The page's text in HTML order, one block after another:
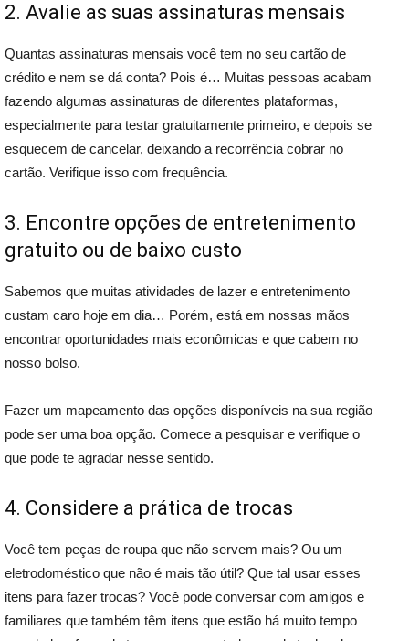
2. Avalie as suas assinaturas mensais
Quantas assinaturas mensais você tem no seu cartão de
crédito e nem se dá conta? Pois é… Muitas pessoas acabam
fazendo algumas assinaturas de diferentes plataformas,
especialmente para testar gratuitamente primeiro, e depois se
esquecem de cancelar, deixando a recorrência cobrar no
cartão. Verifique isso com frequência.
3. Encontre opções de entretenimento
gratuito ou de baixo custo
Sabemos que muitas atividades de lazer e entretenimento
custam caro hoje em dia… Porém, está em nossas mãos
encontrar oportunidades mais econômicas e que cabem no
nosso bolso.
Fazer um mapeamento das opções disponíveis na sua região
pode ser uma boa opção. Comece a pesquisar e verifique o
que pode te agradar nesse sentido.
4. Considere a prática de trocas
Você tem peças de roupa que não servem mais? Ou um
eletrodoméstico que não é mais tão útil? Que tal usar esses
itens para fazer trocas? Você pode conversar com amigos e
familiares que também têm itens que estão há muito tempo